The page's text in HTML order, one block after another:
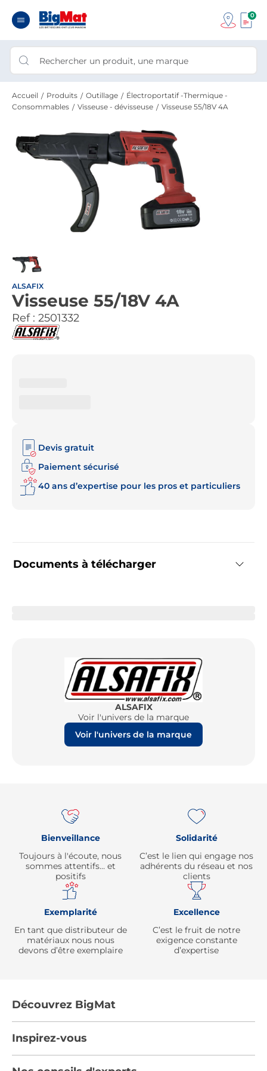
0
Accueil Produits Outillage
Électroportatif -Thermique -
Consommables
Visseuse - dévisseuse Visseuse 55/18V 4A
ALSAFIX
Visseuse 55/18V 4A
Ref : 2501332
Documents à télécharger
Devis gratuit
Paiement sécurisé
40 ans d’expertise pour les pros et particuliers
ALSAFIX
Voir l'univers de la marque
Voir l'univers de la marque
Bienveillance
Toujours à l'écoute, nous
sommes attentifs… et
positifs
Solidarité
C’est le lien qui engage nos
adhérents du réseau et nos
clients
Exemplarité
En tant que distributeur de
matériaux nous nous
devons d’être exemplaire
Excellence
C’est le fruit de notre
exigence constante
d’expertise
Découvrez BigMat
Inspirez-vous